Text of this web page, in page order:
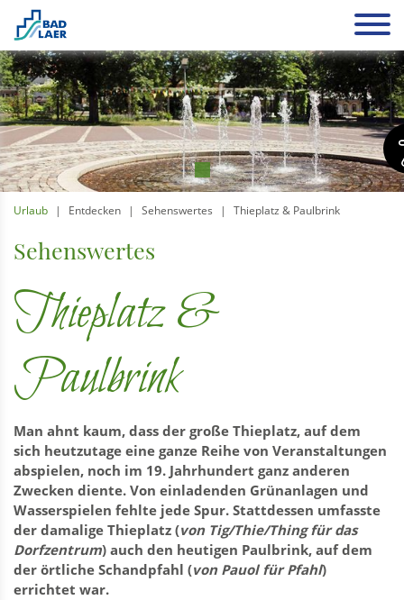
Urlaub Entdecken Sehenswertes Thieplatz & Paulbrink
Sehenswertes
Thieplatz &
Paulbrink
Man ahnt kaum, dass der große Thieplatz, auf dem
sich heutzutage eine ganze Reihe von Veranstaltungen
abspielen, noch im 19. Jahrhundert ganz anderen
Zwecken diente. Von einladenden Grünanlagen und
Wasserspielen fehlte jede Spur. Stattdessen umfasste
der damalige Thieplatz (von Tig/Thie/Thing für das
Dorfzentrum) auch den heutigen Paulbrink, auf dem
der örtliche Schandpfahl (von Pauol für Pfahl)
errichtet war.